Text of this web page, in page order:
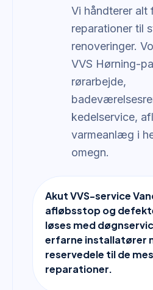
Vi håndterer alt
reparationer til
renoveringer.
VVS Hørning-
rørarbejde,
kedelservice,
varmeanlæg i
omegn.
Akut VVS-service
afløbsstop og
løses med
erfarne installatører
reservedele til de
reparationer.